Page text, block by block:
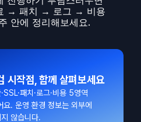
→ 패치 → 로그 → 비용
안에 정리해보세요.
시작점, 함께 살펴보세요
패치·로그·비용 5영역
. 운영 환경 정보는 외부에
않습니다.